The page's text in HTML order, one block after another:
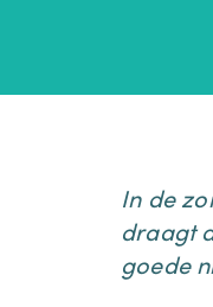
In de
draagt
goede